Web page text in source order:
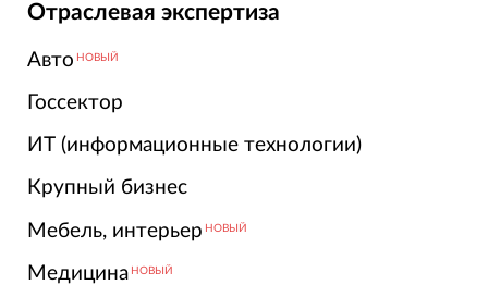
Отраслевая экспертиза
Авто НОВЫЙ
Госсектор
ИТ (информационные технологии)
Крупный бизнес
Мебель, интерьер НОВЫЙ
Медицина НОВЫЙ